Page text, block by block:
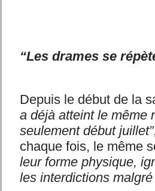
“Les drames se
Depuis le début de la
a déjà atteint le même
seulement début juillet”
chaque fois, le même
leur forme physique,
les interdictions